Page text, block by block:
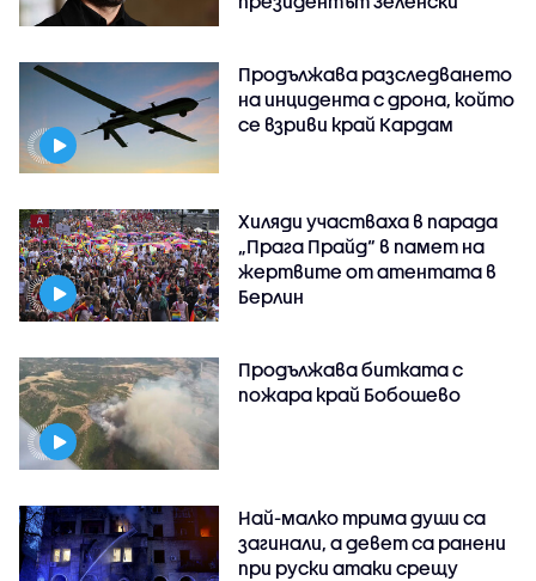
Продължава разследването
на инцидента с дрона, който
се взриви край Кардам
Хиляди участваха в парада
„Прага Прайд“ в памет на
жертвите от атентата в
Берлин
Продължава битката с
пожара край Бобошево
Най-малко трима души са
загинали, а девет са ранени
при руски атаки срещу